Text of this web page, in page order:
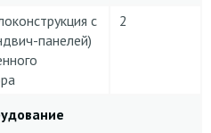
с
панелей)
2